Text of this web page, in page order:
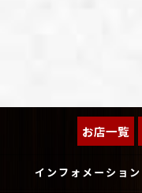
お店一覧
インフォメーション